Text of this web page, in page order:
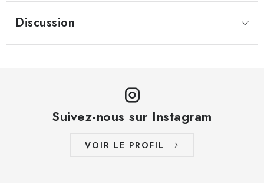
Discussion
Suivez-nous sur Instagram
VOIR LE PROFIL